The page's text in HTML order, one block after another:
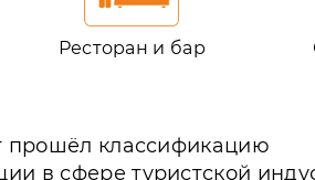
Ресторан и бар
прошёл классификацию
в сфере туристской